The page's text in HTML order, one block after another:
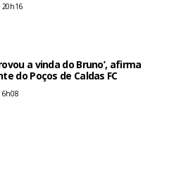
20h16
a vinda do Bruno’, afirma
do Poços de Caldas FC
6h08